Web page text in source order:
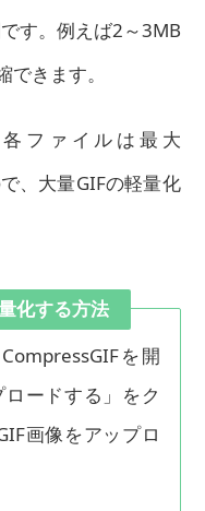
す。例えば2～3MB
きます。
ファイルは最大
、大量GIFの軽量化
化する方法
を開
ードする」をク
画像をアップロ